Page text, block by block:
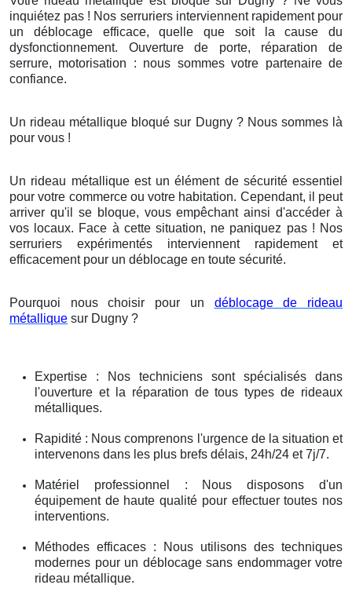
inquiétez pas ! Nos serruriers interviennent rapidement pour
un déblocage efficace, quelle que soit la cause du
dysfonctionnement. Ouverture de porte, réparation de
serrure, motorisation : nous sommes votre partenaire de
confiance.
Un rideau métallique bloqué sur Dugny ? Nous sommes là
pour vous !
Un rideau métallique est un élément de sécurité essentiel
pour votre commerce ou votre habitation. Cependant, il peut
arriver qu'il se bloque, vous empêchant ainsi d'accéder à
vos locaux. Face à cette situation, ne paniquez pas ! Nos
serruriers expérimentés interviennent rapidement et
efficacement pour un déblocage en toute sécurité.
Pourquoi nous choisir pour un déblocage de rideau
métallique sur Dugny ?
Expertise : Nos techniciens sont spécialisés dans
l'ouverture et la réparation de tous types de rideaux
métalliques.
Rapidité : Nous comprenons l'urgence de la situation et
intervenons dans les plus brefs délais, 24h/24 et 7j/7.
Matériel professionnel : Nous disposons d'un
équipement de haute qualité pour effectuer toutes nos
interventions.
Méthodes efficaces : Nous utilisons des techniques
modernes pour un déblocage sans endommager votre
rideau métallique.